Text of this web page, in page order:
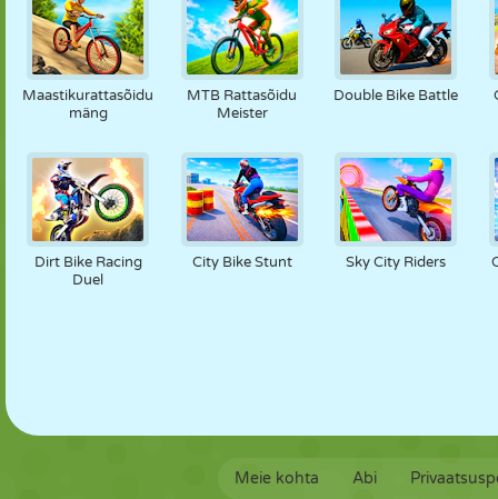
NUKK REAKTSIOON RETRO ROBOT
STRATEEGIA TANK TENNIS
TRIPS-TRAPS-
TRULL
Maastikurattasõidu
mäng
MTB Rattasõidu
Meister
Double Bike Battle
Dirt Bike Racing
Duel
City Bike Stunt Sky City Riders
Meie kohta Abi